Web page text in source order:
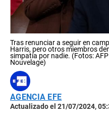
Tras renunciar a seguir en
Harris, pero otros miembros
simpatía por nadie. (Fotos:
Nouvelage)
AGENCIA EFE
Actualizado el 21/07/2024,